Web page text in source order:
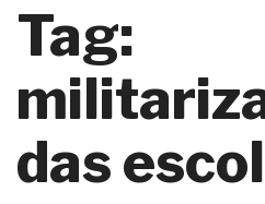
Tag:
das